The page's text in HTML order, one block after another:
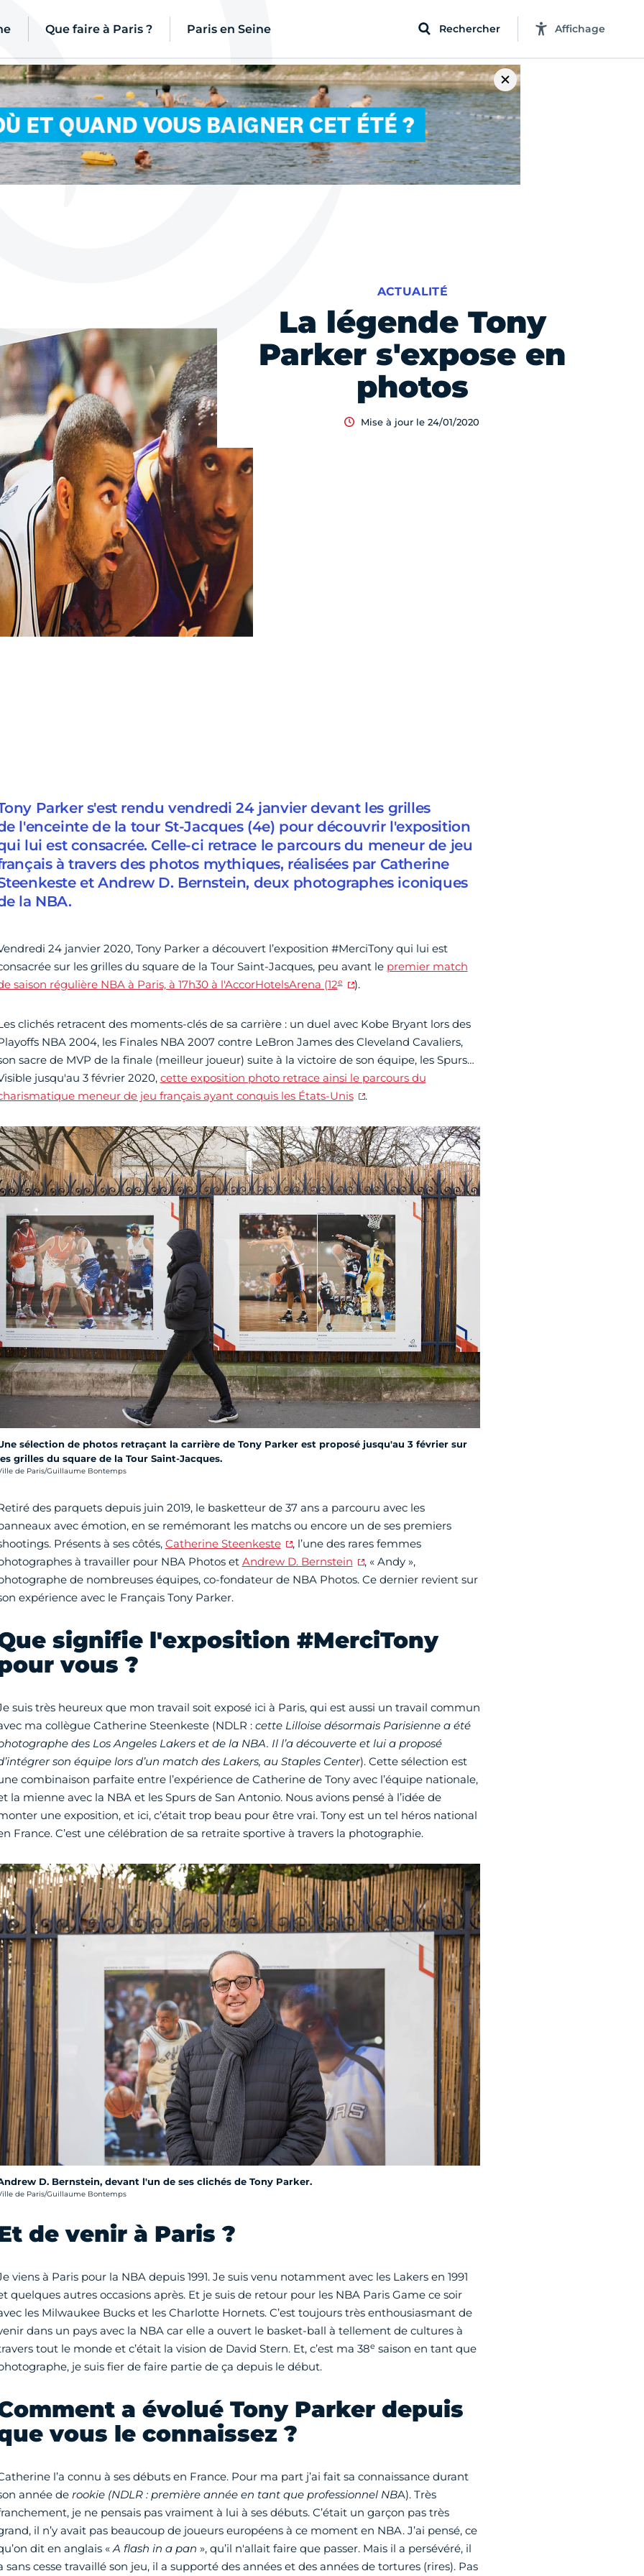
Que faire à Paris ? Paris en Seine Rechercher Affichage
La légende Tony
Parker s'expose en
photos
ACTUALITÉ
Mise à jour le 24/01/2020
Parker s'est rendu vendredi 24 janvier devant les grilles
l'enceinte de la tour St-Jacques (4e) pour découvrir l'exposition
lui est consacrée. Celle-ci retrace le parcours du meneur de jeu
à travers des photos mythiques, réalisées par Catherine
et Andrew D. Bernstein, deux photographes iconiques
la NBA.
24 janvier 2020, Tony Parker a découvert l’exposition #MerciTony qui lui est
sur les grilles du square de la Tour Saint-Jacques, peu avant le premier match
saison régulière NBA à Paris, à 17h30 à l'AccorHotelsArena (12e ).
clichés retracent des moments-clés de sa carrière : un duel avec Kobe Bryant lors des
NBA 2004, les Finales NBA 2007 contre LeBron James des Cleveland Cavaliers,
sacre de MVP de la finale (meilleur joueur) suite à la victoire de son équipe, les Spurs…
jusqu'au 3 février 2020, cette exposition photo retrace ainsi le parcours du
meneur de jeu français ayant conquis les États-Unis
.
sélection de photos retraçant la carrière de Tony Parker est proposé jusqu'au 3 février sur
grilles du square de la Tour Saint-Jacques.
photo :
de Paris/Guillaume Bontemps
des parquets depuis juin 2019, le basketteur de 37 ans a parcouru avec les
avec émotion, en se remémorant les matchs ou encore un de ses premiers
Présents à ses côtés, Catherine Steenkeste
, l’une des rares femmes
à travailler pour NBA Photos et Andrew D. Bernstein
, « Andy »,
de nombreuses équipes, co-fondateur de NBA Photos. Ce dernier revient sur
expérience avec le Français Tony Parker.
signifie l'exposition #MerciTony
vous ?
suis très heureux que mon travail soit exposé ici à Paris, qui est aussi un travail commun
ma collègue Catherine Steenkeste (NDLR : cette Lilloise désormais Parisienne a été
des Los Angeles Lakers et de la NBA. Il l’a découverte et lui a proposé
son équipe lors d’un match des Lakers, au Staples Center). Cette sélection est
combinaison parfaite entre l’expérience de Catherine de Tony avec l’équipe nationale,
la mienne avec la NBA et les Spurs de San Antonio. Nous avions pensé à l’idée de
une exposition, et ici, c’était trop beau pour être vrai. Tony est un tel héros national
France. C’est une célébration de sa retraite sportive à travers la photographie.
D. Bernstein, devant l'un de ses clichés de Tony Parker.
photo :
de Paris/Guillaume Bontemps
de venir à Paris ?
viens à Paris pour la NBA depuis 1991. Je suis venu notamment avec les Lakers en 1991
quelques autres occasions après. Et je suis de retour pour les NBA Paris Game ce soir
les Milwaukee Bucks et les Charlotte Hornets. C’est toujours très enthousiasmant de
dans un pays avec la NBA car elle a ouvert le basket-ball à tellement de cultures à
tout le monde et c’était la vision de David Stern. Et, c’est ma 38e saison en tant que
je suis fier de faire partie de ça depuis le début.
a évolué Tony Parker depuis
vous le connaissez ?
l’a connu à ses débuts en France. Pour ma part j’ai fait sa connaissance durant
année de rookie (NDLR : première année en tant que professionnel NBA). Très
je ne pensais pas vraiment à lui à ses débuts. C’était un garçon pas très
il n’y avait pas beaucoup de joueurs européens à ce moment en NBA. J’ai pensé, ce
dit en anglais «A flash in a pan », qu’il n'allait faire que passer. Mais il a persévéré, il
sans cesse travaillé son jeu, il a supporté des années et des années de tortures (rires). Pas